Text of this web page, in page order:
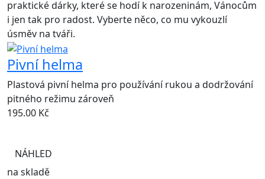
praktické dárky, které se hodí k narozeninám, Vánocům
i jen tak pro radost. Vyberte něco, co mu vykouzlí
úsměv na tváři.
Pivní helma
Plastová pivní helma pro používání rukou a dodržování
pitného režimu zároveň
195.00 Kč
NÁHLED
na skladě